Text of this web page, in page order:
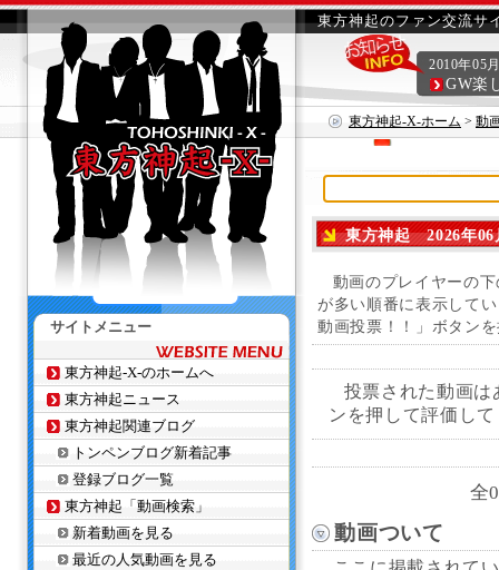
東方神起のファン交流サ
東方神起-X-ホーム > 動
2010年05
GW楽
東方神起 2026年06
動画のプレイヤーの
が多い順番に表示して
動画投票！！」ボタン
投票された動画
ンを押して評価し
全
動画ついて
サイトメニュー
東方神起-X-のホームへ
東方神起ニュース
東方神起関連ブログ
トンペンブログ新着記事
登録ブログ一覧
東方神起「動画検索」
新着動画を見る
最近の人気動画を見る